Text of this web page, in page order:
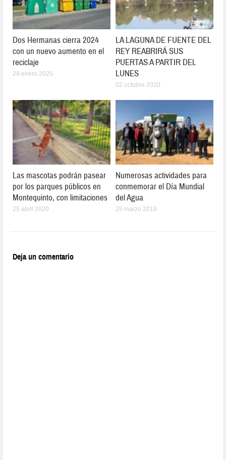
Dos Hermanas cierra 2024
con un nuevo aumento en el
reciclaje
29 enero 2025
LA LAGUNA DE FUENTE DEL
REY REABRIRÁ SUS
PUERTAS A PARTIR DEL
LUNES
02 octubre 2020
Las mascotas podrán pasear
por los parques públicos en
Montequinto, con limitaciones
25 abril 2020
Numerosas actividades para
conmemorar el Día Mundial
del Agua
25 marzo 2019
Deja un comentario